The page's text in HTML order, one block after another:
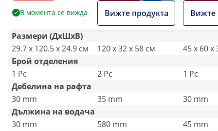
В момента се вижда Вижте продукта
стомана
Вижте
Размери (ДxШxВ)
29.7 x 120.5 x 24.9 см
120 x 32 x 58 см
45 x 60 x
Брой отделения
1 Pc
2 Pc
1 Pc
Дебелина на рафта
30 mm
35 mm
30 mm
Дължина на водача
30 mm
580 mm
45 mm